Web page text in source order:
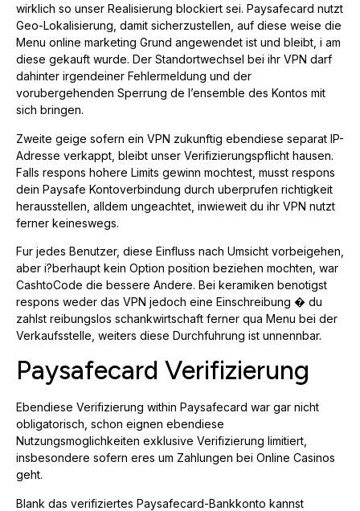
wirklich so unser Realisierung blockiert sei. Paysafecard nutzt
Geo-Lokalisierung, damit sicherzustellen, auf diese weise die
Menu online marketing Grund angewendet ist und bleibt, i am
diese gekauft wurde. Der Standortwechsel bei ihr VPN darf
dahinter irgendeiner Fehlermeldung und der
vorubergehenden Sperrung de l’ensemble des Kontos mit
sich bringen.
Zweite geige sofern ein VPN zukunftig ebendiese separat IP-
Adresse verkappt, bleibt unser Verifizierungspflicht hausen.
Falls respons hohere Limits gewinn mochtest, musst respons
dein Paysafe Kontoverbindung durch uberprufen richtigkeit
herausstellen, alldem ungeachtet, inwieweit du ihr VPN nutzt
ferner keineswegs.
Fur jedes Benutzer, diese Einfluss nach Umsicht vorbeigehen,
aber i?berhaupt kein Option position beziehen mochten, war
CashtoCode die bessere Andere. Bei keramiken benotigst
respons weder das VPN jedoch eine Einschreibung � du
zahlst reibungslos schankwirtschaft ferner qua Menu bei der
Verkaufsstelle, weiters diese Durchfuhrung ist unnennbar.
Paysafecard Verifizierung
Ebendiese Verifizierung within Paysafecard war gar nicht
obligatorisch, schon eignen ebendiese
Nutzungsmoglichkeiten exklusive Verifizierung limitiert,
insbesondere sofern eres um Zahlungen bei Online Casinos
geht.
Blank das verifiziertes Paysafecard-Bankkonto kannst